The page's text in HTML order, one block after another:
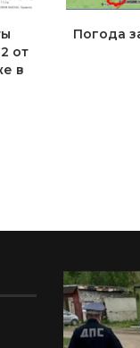
от
в
Погода